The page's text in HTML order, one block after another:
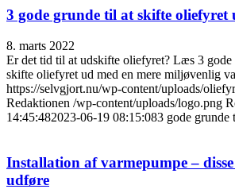
3 gode grunde til at skifte oliefyret
8. marts 2022
Er det tid til at udskifte oliefyret? Læs 3
skifte oliefyret ud med en mere miljøvenlig
https://selvgjort.nu/wp-content/uploads/
Redaktionen /wp-content/uploads/logo.png
14:45:482023-06-19 08:15:083 gode grunde
Installation af varmepumpe –
udføre